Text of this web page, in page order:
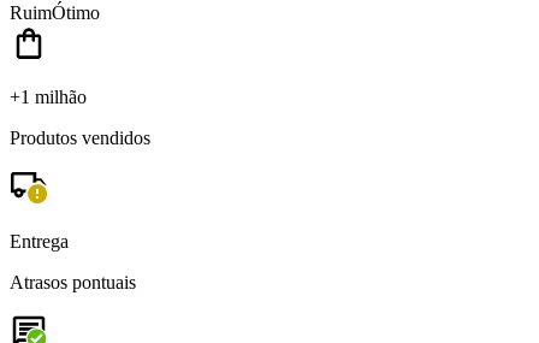
RuimÓtimo
+1 milhão
Produtos vendidos
Entrega
Atrasos pontuais